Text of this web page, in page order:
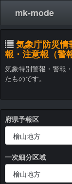
mk-mode
気象庁防災
報・注意報（警
気象特別警報・警報
たものです。
府県予報区
一次細分区域